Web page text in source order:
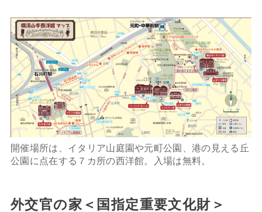
開催場所は、イタリア山庭園や元町公園、港の見える丘
公園に点在する７カ所の西洋館。入場は無料。
外交官の家＜国指定重要文化財＞